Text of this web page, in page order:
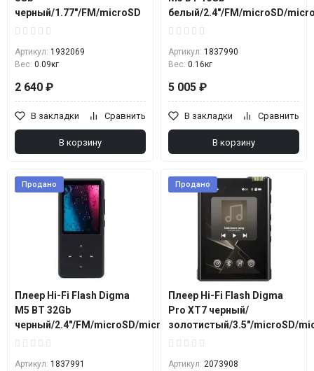
черный/1.77"/FM/microSD
Артикул: 1932069
Вес: 0.09кг
2 640 ₽
В закладки Сравнить
В корзину
белый/2.4"/FM/microSD/
Артикул: 1837990
Вес: 0.16кг
5 005 ₽
В закладки Сравнить
В корзину
Продано
Плеер Hi-Fi Flash Digma
M5 BT 32Gb
черный/2.4"/FM/microSD/microSDHC
Артикул: 1837991
Продано
Плеер Hi-Fi Flash Digma
Pro XT7 черный/
золотистый/3.5"/microSD/
Артикул: 2073908